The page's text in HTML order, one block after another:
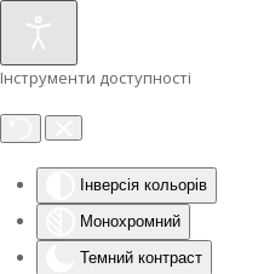
Інструменти доступності
Інверсія кольорів
Монохромний
Темний контраст